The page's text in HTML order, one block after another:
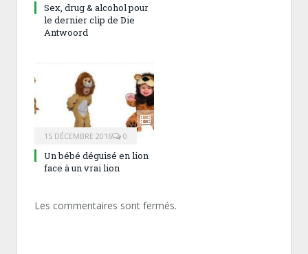
Sex, drug & alcohol pour
le dernier clip de Die
Antwoord
15 DÉCEMBRE 2016 0
Un bébé déguisé en lion
face à un vrai lion
Les commentaires sont fermés.